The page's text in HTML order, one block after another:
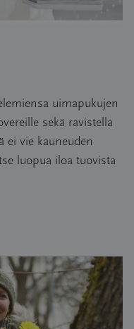
uimapukujen
sekä ravistella
ei vie kauneuden
luopua iloa tuovista